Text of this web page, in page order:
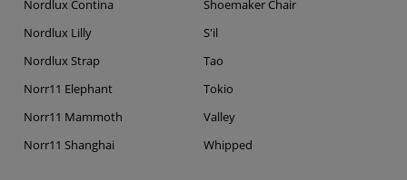
Nordlux Contina
Nordlux Lilly
Nordlux Strap
Norr11 Elephant
Norr11 Mammoth
Norr11 Shanghai
Shoemaker Chair
S'il
Tao
Tokio
Valley
Whipped